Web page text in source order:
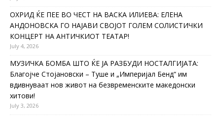
ОХРИД ЌЕ ПЕЕ ВО ЧЕСТ НА ВАСКА ИЛИЕВА: ЕЛЕНА
АНДОНОВСКА ГО НАЈАВИ СВОЈОТ ГОЛЕМ СОЛИСТИЧКИ
КОНЦЕРТ НА АНТИЧКИОТ ТЕАТАР!
July 4, 2026
МУЗИЧКА БОМБА ШТО ЌЕ ЈА РАЗБУДИ НОСТАЛГИЈАТА:
Благојче Стојановски – Туше и „Империјал Бенд“ им
вдивнуваат нов живот на безвременските македонски
хитови!
July 3, 2026